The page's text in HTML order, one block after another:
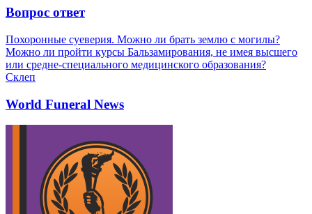
Вопрос ответ
Похоронные суеверия. Можно ли брать землю с могилы?
Можно ли пройти курсы Бальзамирования, не имея высшего
или средне-специального медицинского образования?
Склеп
World Funeral News